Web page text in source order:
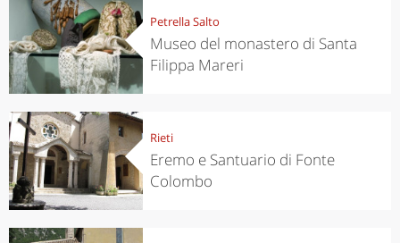
Petrella Salto
Museo del monastero di Santa
Filippa Mareri
Rieti
Eremo e Santuario di Fonte
Colombo